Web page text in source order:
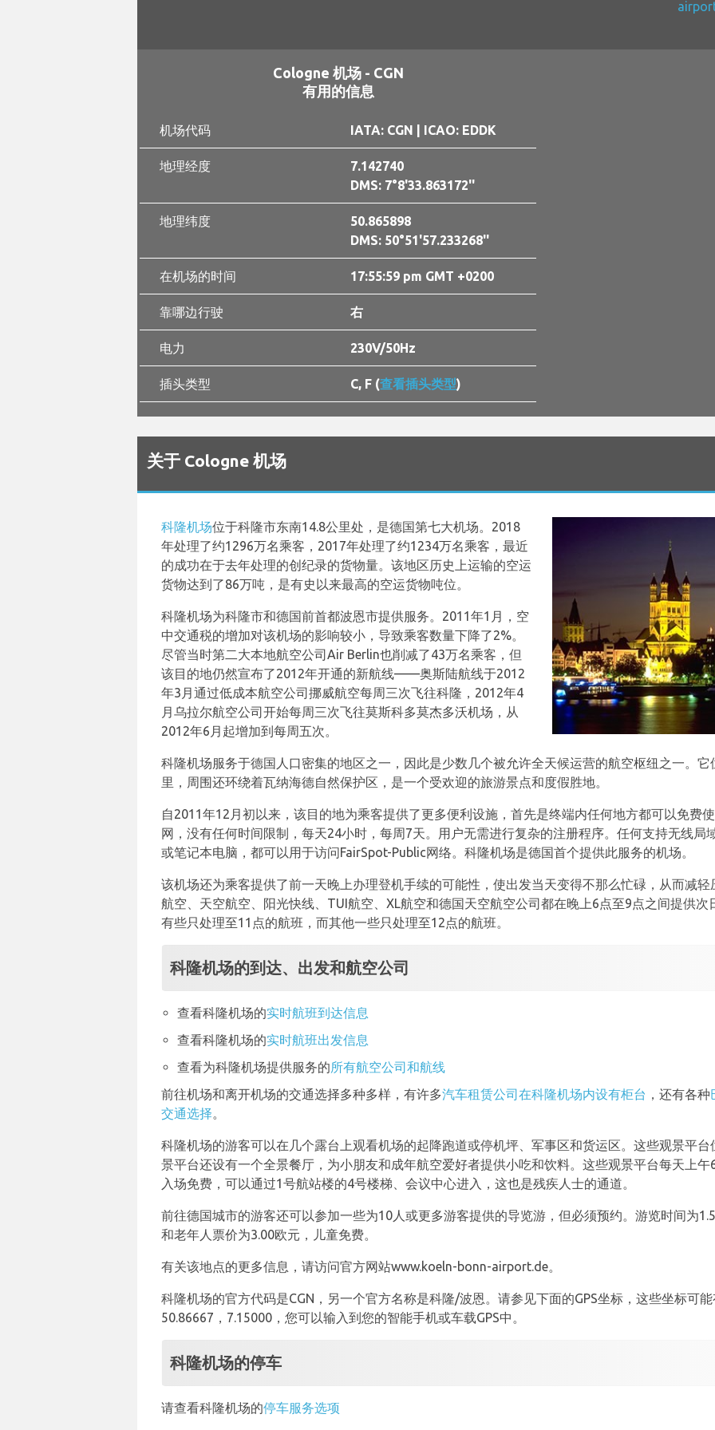
Cologne 机场 - CGN
有用的信息
机场代码 IATA: CGN | ICAO: EDDK
地理经度
7.142740
DMS: 7°8'33.863172''
地理纬度
50.865898
DMS: 50°51'57.233268''
在机场的时间 17:56:00 pm GMT +0200
靠哪边行驶 右
电力 230V/50Hz
插头类型 C, F (查看插头类型)
关于 Cologne 机场
科隆机场位于科隆市东南14.8公里处，是德国第七大机场。2018
年处理了约1296万名乘客，2017年处理了约1234万名乘客，最近
的成功在于去年处理的创纪录的货物量。该地区历史上运输的空运
货物达到了86万吨，是有史以来最高的空运货物吨位。
科隆机场为科隆市和德国前首都波恩市提供服务。2011年1月，空
中交通税的增加对该机场的影响较小，导致乘客数量下降了2%。
尽管当时第二大本地航空公司Air Berlin也削减了43万名乘客，但
该目的地仍然宣布了2012年开通的新航线——奥斯陆航线于2012
年3月通过低成本航空公司挪威航空每周三次飞往科隆，2012年4
月乌拉尔航空公司开始每周三次飞往莫斯科多莫杰多沃机场，从
2012年6月起增加到每周五次。
科隆机场服务于德国人口密集的地区之一，因此是少数几个被允许全天候运营的航空枢纽之一。
里，周围还环绕着瓦纳海德自然保护区，是一个受欢迎的旅游景点和度假胜地。
自2011年12月初以来，该目的地为乘客提供了更多便利设施，首先是终端内任何地方都可以免费
网，没有任何时间限制，每天24小时，每周7天。用户无需进行复杂的注册程序。任何支持无线局
或笔记本电脑，都可以用于访问FairSpot-Public网络。科隆机场是德国首个提供此服务的机场。
该机场还为乘客提供了前一天晚上办理登机手续的可能性，使出发当天变得不那么忙碌，从而减
航空、天空航空、阳光快线、TUI航空、XL航空和德国天空航空公司都在晚上6点至9点之间提供
有些只处理至11点的航班，而其他一些只处理至12点的航班。
科隆机场的到达、出发和航空公司
查看科隆机场的实时航班到达信息
查看科隆机场的实时航班出发信息
查看为科隆机场提供服务的所有航空公司和航线
前往机场和离开机场的交通选择多种多样，有许多汽车租赁公司在科隆机场内设有柜台 ，还有各种
交通选择。
科隆机场的游客可以在几个露台上观看机场的起降跑道或停机坪、军事区和货运区。这些观景平
景平台还设有一个全景餐厅，为小朋友和成年航空爱好者提供小吃和饮料。这些观景平台每天上
入场免费，可以通过1号航站楼的4号楼梯、会议中心进入，这也是残疾人士的通道。
前往德国城市的游客还可以参加一些为10人或更多游客提供的导览游，但必须预约。游览时间为
和老年人票价为3.00欧元，儿童免费。
有关该地点的更多信息，请访问官方网站www.koeln-bonn-airport.de。
科隆机场的官方代码是CGN，另一个官方名称是科隆/波恩。请参见下面的GPS坐标，这些坐标可
50.86667，7.15000，您可以输入到您的智能手机或车载GPS中。
科隆机场的停车
请查看科隆机场的停车服务选项